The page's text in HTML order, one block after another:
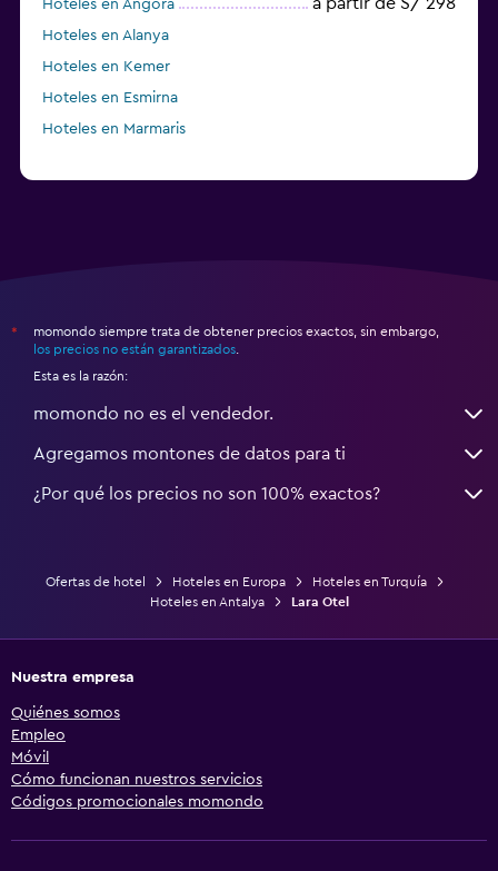
Hoteles en Angora
Hoteles en Alanya
Hoteles en Kemer
Hoteles en Esmirna
Hoteles en Marmaris
*
momondo siempre trata de obtener precios exactos, sin embargo,
los precios no están garantizados
Esta es la razón:
momondo no es el vendedor.
Agregamos montones de datos para ti
¿Por qué los precios no son 100% exactos?
Ofertas de hotel Hoteles en Europa
Hoteles en Turquía
Hoteles en Antalya
Lara Otel
Nuestra empresa
Quiénes somos
Empleo
Móvil
Cómo funcionan nuestros servicios
Códigos promocionales momondo